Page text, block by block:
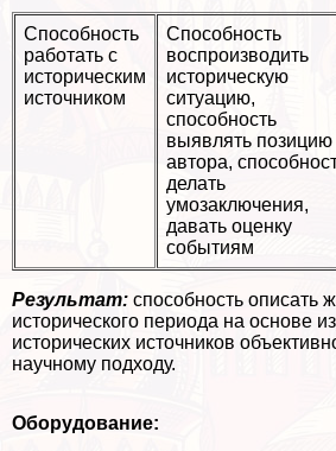
Способность
работать с
историческим
источником
Способность
воспроизводить
историческую
ситуацию,
способность
выявлять позицию
автора,
делать
умозаключения,
давать оценку
событиям
Результат: способность описать
исторического периода на основе
исторических источников
научному подходу.
Оборудование: